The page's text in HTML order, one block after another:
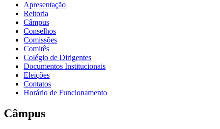
Apresentação
Reitoria
Câmpus
Conselhos
Comissões
Comitês
Colégio de Dirigentes
Documentos Institucionais
Eleições
Contatos
Horário de Funcionamento
Câmpus